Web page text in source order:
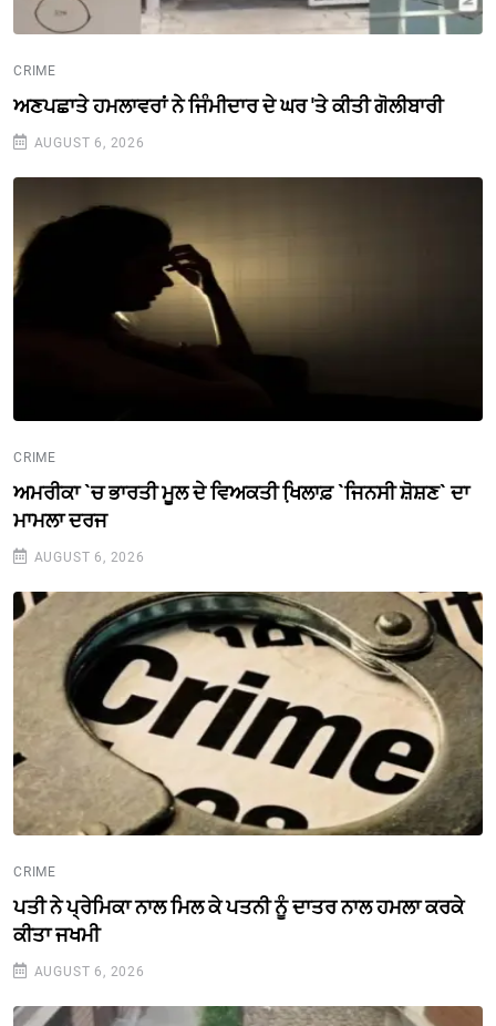
CRIME
ਅਣਪਛਾਤੇ ਹਮਲਾਵਰਾਂ ਨੇ ਜਿੰਮੀਦਾਰ ਦੇ ਘਰ 'ਤੇ ਕੀਤੀ ਗੋਲੀਬਾਰੀ
AUGUST 6, 2026
CRIME
ਅਮਰੀਕਾ `ਚ ਭਾਰਤੀ ਮੂਲ ਦੇ ਵਿਅਕਤੀ ਖਿ਼ਲਾਫ਼ `ਜਿਨਸੀ ਸ਼ੋਸ਼ਣ` ਦਾ
ਮਾਮਲਾ ਦਰਜ
AUGUST 6, 2026
CRIME
ਪਤੀ ਨੇ ਪ੍ਰੇਮਿਕਾ ਨਾਲ ਮਿਲ ਕੇ ਪਤਨੀ ਨੂੰ ਦਾਤਰ ਨਾਲ ਹਮਲਾ ਕਰਕੇ
ਕੀਤਾ ਜਖਮੀ
AUGUST 6, 2026